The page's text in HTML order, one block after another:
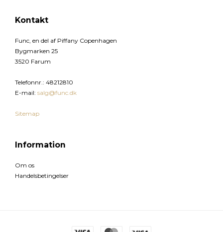
Kontakt
Func, en del af Piffany Copenhagen
Bygmarken 25
3520 Farum
Telefonnr.: 48212810
E-mail: salg@func.dk
Sitemap
Information
Om os
Handelsbetingelser